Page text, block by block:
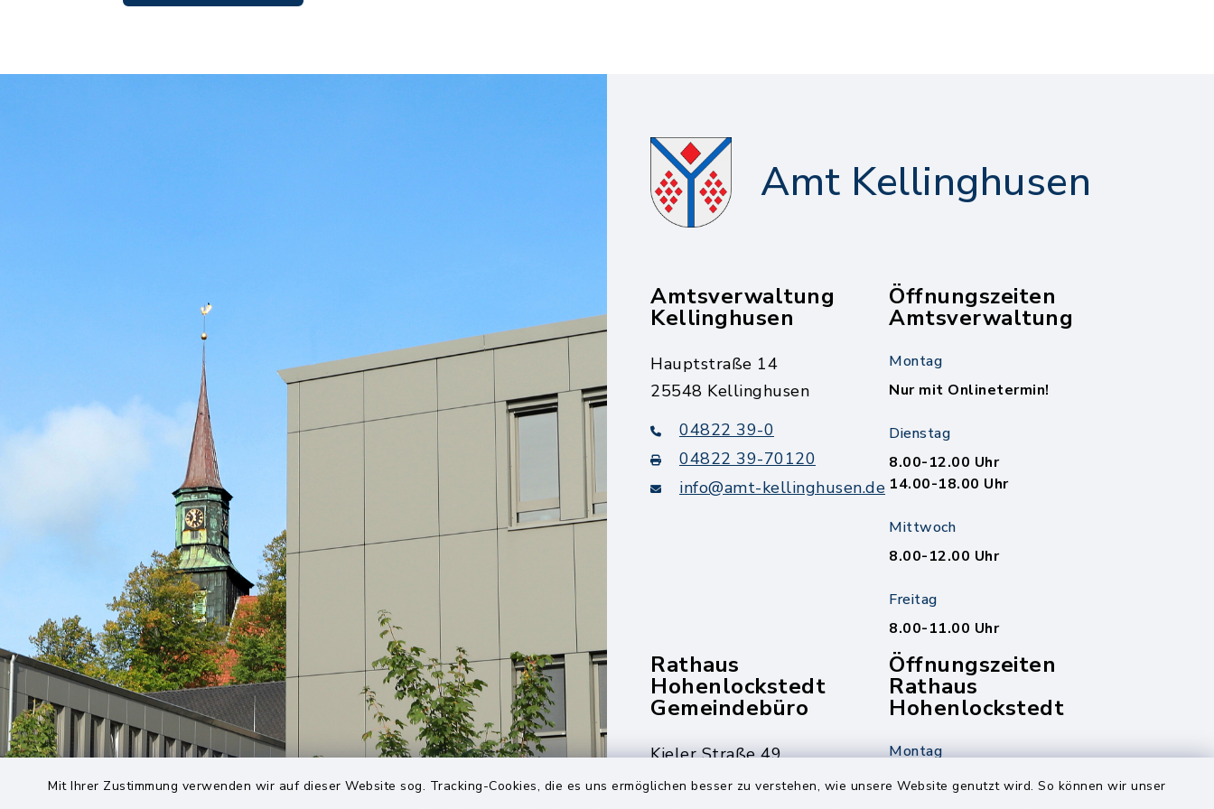
Mit Ihrer Zustimmung verwenden wir auf dieser Website sog. Tracking-Cookies, die es uns ermöglichen besser zu verstehen, wie unsere Website genutzt wird. So können wir unser
Amt Kellinghusen
Amtsverwaltung
Kellinghusen
Hauptstraße 14
25548 Kellinghusen
04822 39-0
04822 39-70120
info@amt-kellinghusen.de
Öffnungszeiten
Amtsverwaltung
Montag
Nur mit Onlinetermin!
Dienstag
8.00-12.00 Uhr
14.00-18.00 Uhr
Mittwoch
8.00-12.00 Uhr
Freitag
8.00-11.00 Uhr
Rathaus
Hohenlockstedt
Gemeindebüro
Kieler Straße 49
25551 Hohenlockstedt
Öffnungszeiten
Rathaus
Hohenlockstedt
Montag
Nur mit Onlinetermin!